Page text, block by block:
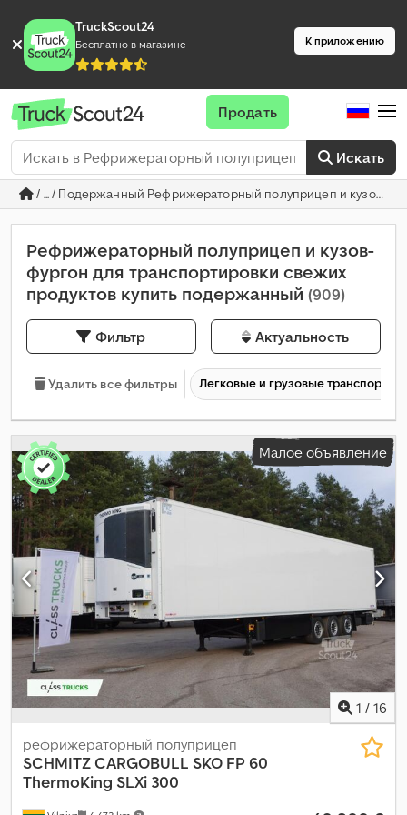
TruckScout24
Бесплатно в магазине К приложению
Искать
Продать
/ ... / Подержанный Рефрижераторный полуприцеп и кузов-
Рефрижераторный полуприцеп и кузов-
фургон для транспортировки свежих
продуктов купить подержанный (909)
Фильтр Актуальность
Удалить все фильтры Легковые и грузовые
Малое объявление
1 / 16
рефрижераторный полуприцеп
SCHMITZ CARGOBULL SKO FP 60
ThermoKing SLXi 300